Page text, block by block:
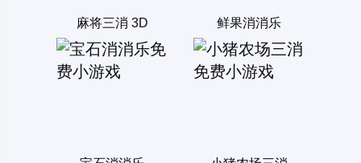
麻将三消 3D 鲜果消消乐